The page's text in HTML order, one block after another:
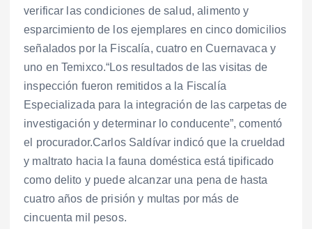
verificar las condiciones de salud, alimento y
esparcimiento de los ejemplares en cinco domicilios
señalados por la Fiscalía, cuatro en Cuernavaca y
uno en Temixco.“Los resultados de las visitas de
inspección fueron remitidos a la Fiscalía
Especializada para la integración de las carpetas de
investigación y determinar lo conducente”, comentó
el procurador.Carlos Saldívar indicó que la crueldad
y maltrato hacia la fauna doméstica está tipificado
como delito y puede alcanzar una pena de hasta
cuatro años de prisión y multas por más de
cincuenta mil pesos.